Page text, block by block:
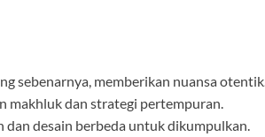
sebenarnya, memberikan nuansa otentik.
makhluk dan strategi pertempuran.
desain berbeda untuk dikumpulkan.